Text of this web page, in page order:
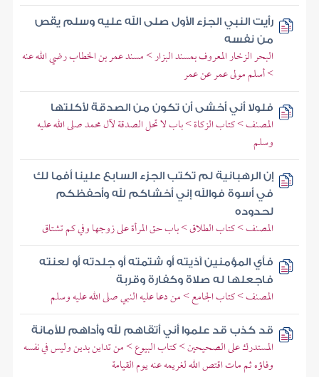
رأيت النبي الجزء الأول صلى الله عليه وسلم يقص
من نفسه
البحر الزخار المعروف بمسند البزار > مسند عمر بن الخطاب رضي الله عنه
> أسلم مولى عمر عن عمر
فلولا أني أخشى أن تكون من الصدقة لأكلتها
المصنف > كتاب الزكاة > باب لا تحل الصدقة لآل محمد صلى الله عليه
وسلم
إن الرهبانية لم تكتب الجزء السابع علينا أفما لك
في أسوة فوالله إني أخشاكم لله وأحفظكم
لحدوده
المصنف > كتاب الطلاق > باب حق المرأة على زوجها وفي كم تشتاق
فأي المؤمنين آذيته أو شتمته أو جلدته أو لعنته
فاجعلها له صلاة وكفارة وقربة
المصنف > كتاب الجامع > من دعا عليه النبي صلى الله عليه وسلم
قد كذب قد علموا أني أتقاهم لله وأداهم للأمانة
المستدرك على الصحيحين > كتاب البيوع > من تداين بدين وليس في نفسه
وفاؤه ثم مات اقتص الله لغريمه عنه يوم القيامة